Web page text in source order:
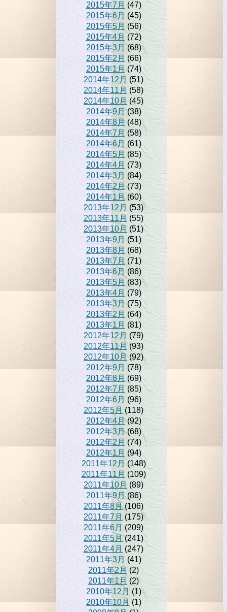
2015年7月 (47)
2015年6月 (45)
2015年5月(56)
2015年4月(72)
2015年3月 (68)
2015年2月(66)
2015年1月(74)
2014年12月 (51)
2014年11月 (58)
2014年10月(45)
2014年9月(38)
2014年8月(48)
2014年7月(58)
2014年6月 (61)
2014年5月 (85)
2014年4月 (73)
2014年3月 (84)
2014年2月(73)
2014年1月(60)
2013年12月 (53)
2013年11月 (55)
2013年10月 (51)
2013年9月 (51)
2013年8月 (68)
2013年7月(71)
2013年6月(86)
2013年5月 (83)
2013年4月(79)
2013年3月(75)
2013年2月 (64)
2013年1月 (81)
2012年12月(79)
2012年11月(93)
2012年10月 (92)
2012年9月(78)
2012年8月 (69)
2012年7月 (85)
2012年6月 (96)
2012年5月 (118)
2012年4月(92)
2012年3月(68)
2012年2月 (74)
2012年1月 (94)
2011年12月 (148)
2011年11月 (109)
2011年10月 (89)
2011年9月(86)
2011年8月(106)
2011年7月 (175)
2011年6月 (209)
2011年5月(241)
2011年4月 (247)
2011年3月 (41)
2011年2月(2)
2011年1月(2)
2010年12月 (1)
2010年10月 (1)